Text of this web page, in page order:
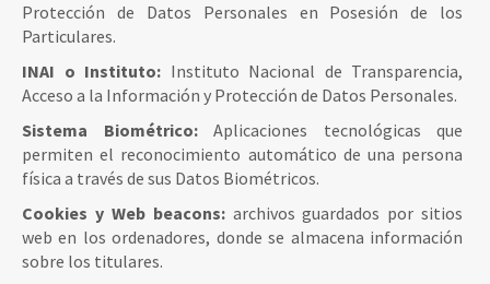
Protección de Datos Personales en Posesión de los
Particulares.
INAI o Instituto: Instituto Nacional de Transparencia,
Acceso a la Información y Protección de Datos Personales.
Sistema Biométrico:Aplicaciones tecnológicas que
permiten el reconocimiento automático de una persona
física a través de sus Datos Biométricos.
Cookies y Web beacons:archivos guardados por sitios
web en los ordenadores, donde se almacena información
sobre los titulares.